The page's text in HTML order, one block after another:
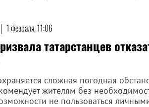
| 1 февраля, 11:06
татарстанцев
сложная погодная
жителям без
не пользоваться